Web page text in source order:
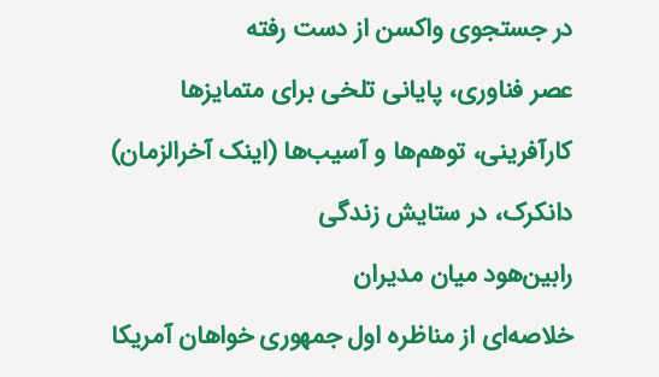
در جستجوی واکسن از دست رفته
عصر فناوری، پایانی تلخی برای متمایز‌ها
کارآفرینی، توهم‌ها و آسیب‌ها (اینک آخرالزمان)
دانکرک، در ستایش زندگی
رابین‌هود میان مدیران
خلاصه‌ای از مناظره اول جمهوری خواهان آمریکا